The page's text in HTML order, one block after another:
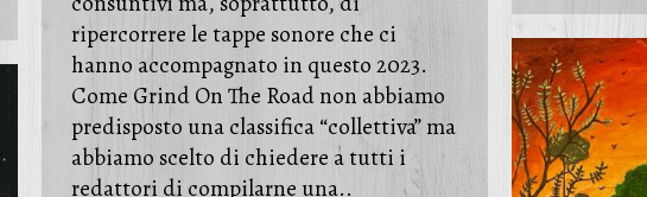
ripercorrere le tappe sonore che ci
hanno accompagnato in questo 2023.
Come Grind On The Road non abbiamo
predisposto una classifica “collettiva” ma
abbiamo scelto di chiedere a tutti i
redattori di compilarne una..